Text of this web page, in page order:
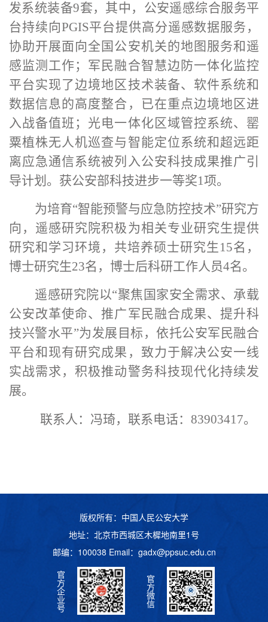
发系统装备9套， 其中， 公安遥感综合服务平
台持续向PGIS平台提供高分遥感数据服务，
协助开展面向全国公安机关的地图服务和遥
感监测工作； 军民融合智慧边防一体化监控
平台实现了边境地区技术装备、软件系统和
数据信息的高度整合，已在重点边境地区进
入战备值班； 光电一体化区域管控系统、罂
粟植株无人机巡查与智能定位系统和超远距
离应急通信系统被列入公安科技成果推广引
导计划。 获公安部科技进步一等奖1项。
为培育“智能预警与应急防控技术”研究方
向， 遥感研究院积极为相关专业研究生提供
研究和学习环境，共培养硕士研究生 15名，
博士研究生23名，博士后科研工作人员4名。
遥感研究院以“聚焦国家安全需求、承载
公安改革使命、推广军民融合成果、提升科
技兴警水平”为发展目标，依托公安军民融合
平台和现有研究成果，致力于解决公安一线
实战需求，积极推动警务科技现代化持续发
展。
联系人：冯琦，联系电话： 83903417。
版权所有：中国人民公安大学
地址：北京市西城区木樨地南里1号
邮编：100038 Email： gadx@ppsuc.edu.cn
官
方
企
业
号
官
方
微
信